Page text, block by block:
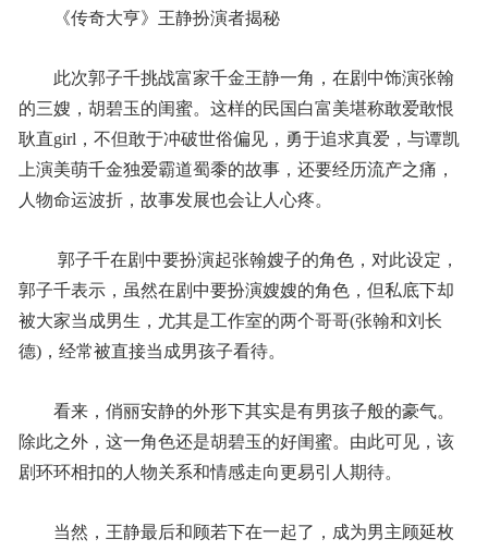
­《传奇大亨》王静扮演者揭秘
­此次郭子千挑战富家千金王静一角，在剧中饰演张翰
的三嫂，胡碧玉的闺蜜。这样的民国白富美堪称敢爱敢恨
耿直girl，不但敢于冲破世俗偏见，勇于追求真爱，与谭凯
上演美萌千金独爱霸道蜀黍的故事，还要经历流产之痛，
人物命运波折，故事发展也会让人心疼。
­ 郭子千在剧中要扮演起张翰嫂子的角色，对此设定，
郭子千表示，虽然在剧中要扮演嫂嫂的角色，但私底下却
被大家当成男生，尤其是工作室的两个哥哥(张翰和刘长
德)，经常被直接当成男孩子看待。
­看来，俏丽安静的外形下其实是有男孩子般的豪气。
除此之外，这一角色还是胡碧玉的好闺蜜。由此可见，该
剧环环相扣的人物关系和情感走向更易引人期待。
­当然，王静最后和顾若下在一起了，成为男主顾延枚